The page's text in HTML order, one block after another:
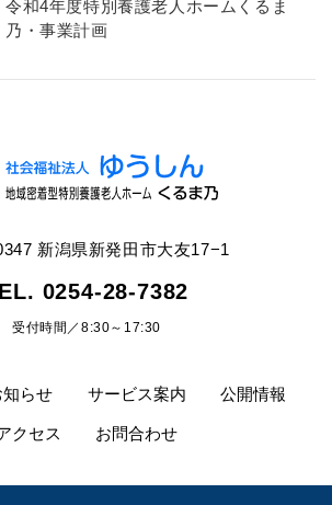
令和4年度特別養護老人ホームくるま
乃・事業計画
新潟県新発田市大友17−1
0254-28-7382
受付時間／8:30～17:30
知らせ サービス案内 公開情報
クセス お問合わせ